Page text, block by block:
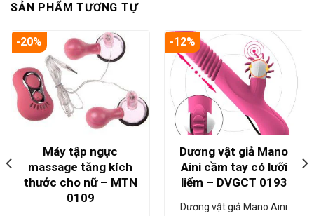
SẢN PHẨM TƯƠNG TỰ
-20%
Máy tập ngực
massage tăng kích
thước cho nữ – MTN
0109
-12%
Dương vật giả Mano
Aini cầm tay có lưỡi
liếm – DVGCT 0193
Dương vật giả Mano Aini